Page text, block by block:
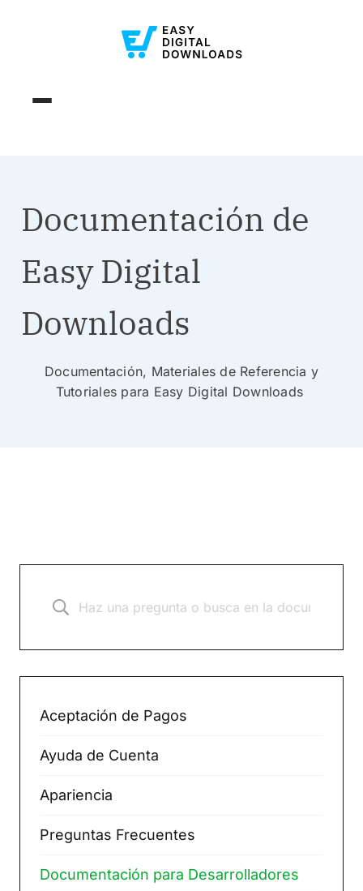
Documentación de
Easy Digital
Downloads
Documentación, Materiales de Referencia y
Tutoriales para Easy Digital Downloads
Aceptación de Pagos
Ayuda de Cuenta
Apariencia
Preguntas Frecuentes
Documentación para Desarrolladores